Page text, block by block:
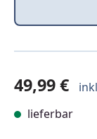
49,99 €
lieferbar